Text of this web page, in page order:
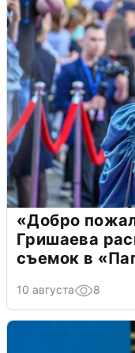
«Добро
Гришаева
съемок в
10 августа 8